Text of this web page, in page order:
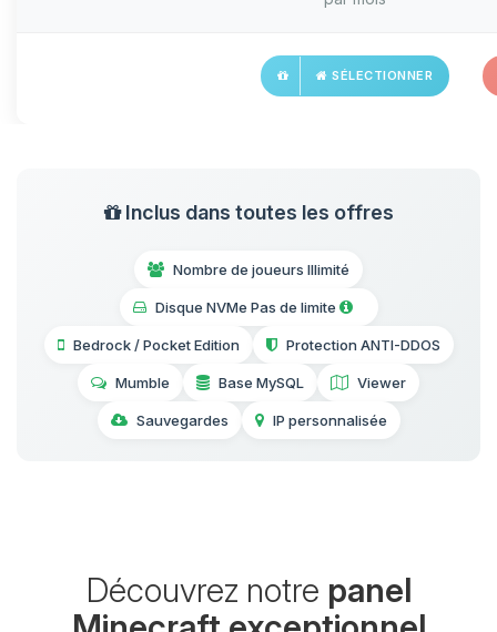
SÉLECTIONNER
Inclus dans toutes les offres
Nombre de joueurs Illimité
Disque NVMe Pas de limite
Bedrock / Pocket Edition Protection ANTI-DDOS
Mumble Base MySQL Viewer
Sauvegardes IP personnalisée
Découvrez notre panel